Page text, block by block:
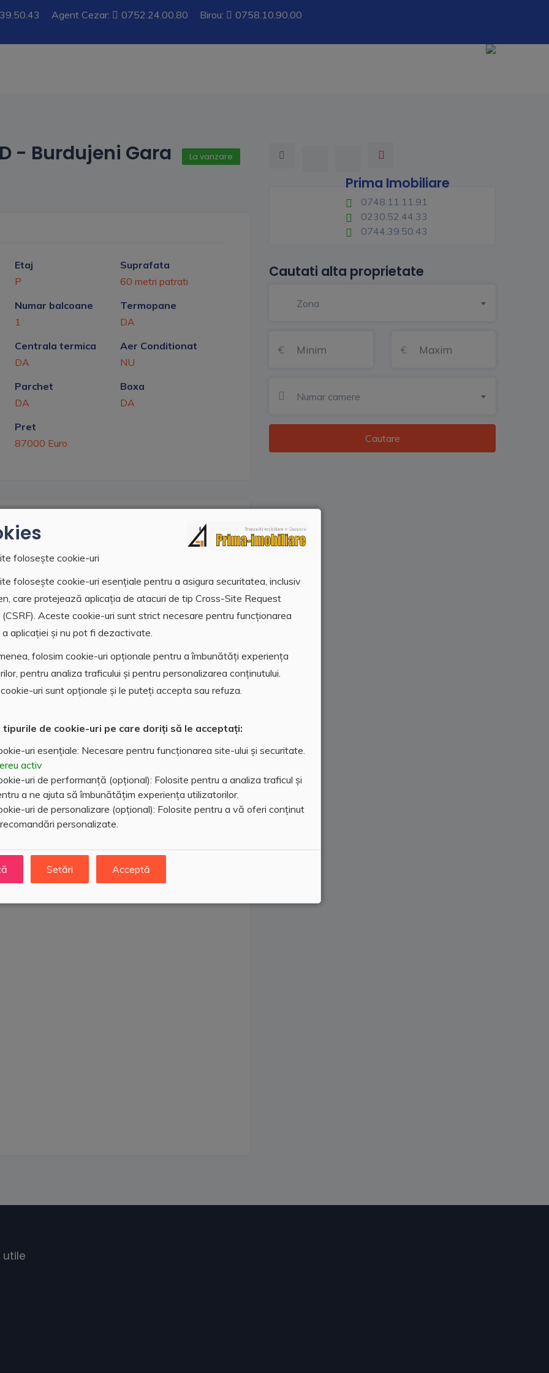
folosește cookie-uri
folosește cookie-uri esențiale pentru a asigura securitatea, inclusiv
care protejează aplicația de atacuri de tip Cross-Site Request
(CSRF). Aceste cookie-uri sunt strict necesare pentru funcționarea
aplicației și nu pot fi dezactivate.
folosim cookie-uri opționale pentru a îmbunătăți experiența
pentru analiza traficului și pentru personalizarea conținutului.
uri sunt opționale și le puteți accepta sau refuza.
de cookie-uri pe care doriți să le acceptați:
uri esențiale: Necesare pentru funcționarea site-ului și securitate.
activ
uri de performanță (opțional): Folosite pentru a analiza traficul și
a ne ajuta să îmbunătățim experiența utilizatorilor.
uri de personalizare (opțional): Folosite pentru a vă oferi conținut
personalizate.
Setări Acceptă
Agent Cezar: 0752.24.00.80 Birou:
0758.10.90.00
- Burdujeni Gara La vanzare
Etaj
P
Suprafata
60 metri patrati
Numar balcoane
1
Termopane
DA
Centrala termica
DA
Aer Conditionat
NU
Parchet
DA
Boxa
DA
Pret
87000 Euro
parter in bloc de caramida, izolat interior si
tamplarie PVC cu geam termopan, boxa.
termica Gresie
Boxa
Prima Imobiliare
0748.11.11.91
0230.52.44.33
0744.39.50.43
Cautati alta proprietate
Zona
Numar camere
Cautare
utile